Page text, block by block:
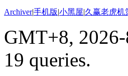
Archiver|手机版|小黑屋|久赢老虎机
GMT+8, 2026-
19 queries.